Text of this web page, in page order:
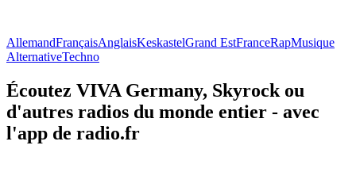
AllemandFrançaisAnglaisKeskastelGrand EstFranceRapMusique
AlternativeTechno
Écoutez VIVA Germany, Skyrock ou
d'autres radios du monde entier - avec
l'app de radio.fr